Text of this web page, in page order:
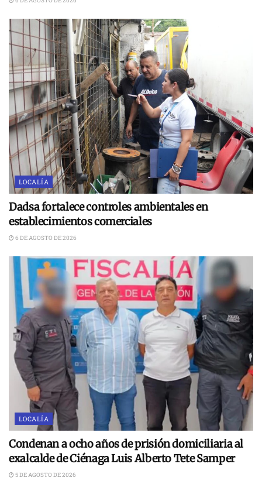
LOCALÍA
Dadsa fortalece controles ambientales en
establecimientos comerciales
6 DE AGOSTO DE 2026
LOCALÍA
Condenan a ocho años de prisión domiciliaria al
exalcalde de Ciénaga Luis Alberto Tete Samper
5 DE AGOSTO DE 2026